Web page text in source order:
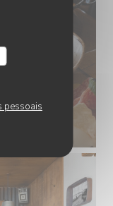
pessoais